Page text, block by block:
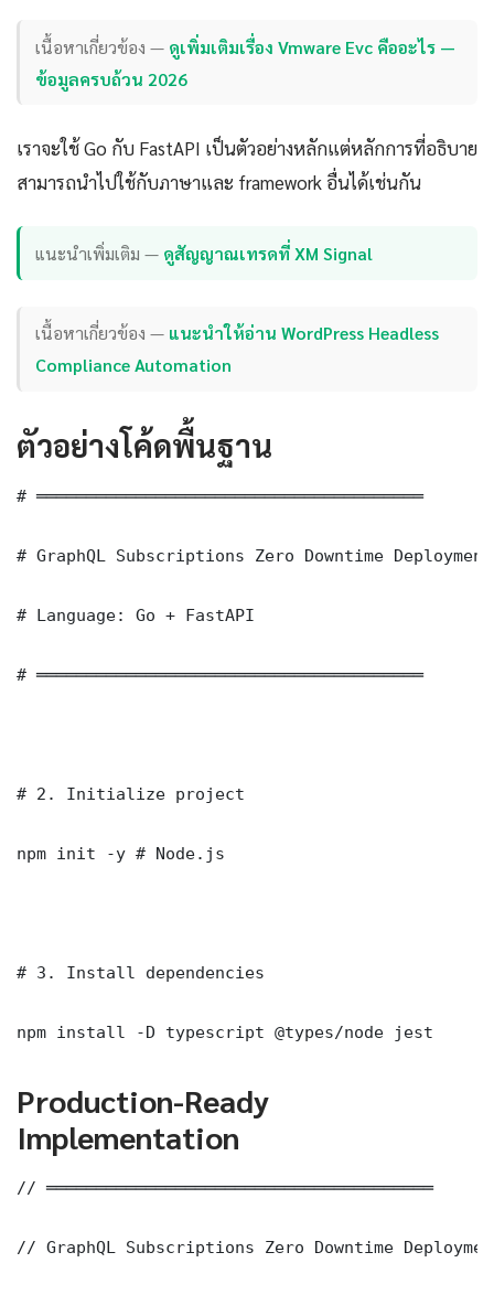
เนื้อหาเกี่ยวข้อง — ดูเพิ่มเติมเรื่อง Vmware Evc คืออะไร —
ข้อมูลครบถ้วน 2026
เราจะใช้ Go กับ FastAPI เป็นตัวอย่างหลักแต่หลักการที่อธิบาย
สามารถนำไปใช้กับภาษาและ framework อื่นได้เช่นกัน
แนะนำเพิ่มเติม — ดูสัญญาณเทรดที่ XM Signal
เนื้อหาเกี่ยวข้อง — แนะนำให้อ่าน WordPress Headless
Compliance Automation
ตัวอย่างโค้ดพื้นฐาน
# ═══════════════════════════════════════
# GraphQL Subscriptions Zero Downtime
# Language: Go + FastAPI
# ═══════════════════════════════════════
# 2. Initialize project
npm init -y # Node.js
# 3. Install dependencies
npm install -D typescript @types/node jest
Production-Ready
Implementation
// ═══════════════════════════════════════
// GraphQL Subscriptions Zero Downtime